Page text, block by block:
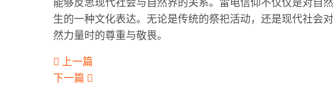
生的一种文化表达。无论是传统的祭祀活动，还是现代社会
然力量时的尊重与敬畏。
上一篇
下一篇